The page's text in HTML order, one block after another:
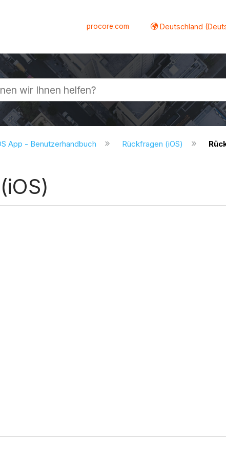
procore.com Deutschland
App - Benutzerhandbuch Rückfragen (iOS)